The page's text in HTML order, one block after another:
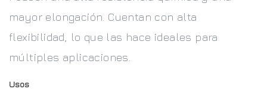
mayor elongación. Cuentan con alta
flexibilidad, lo que las hace ideales para
múltiples aplicaciones.
Usos